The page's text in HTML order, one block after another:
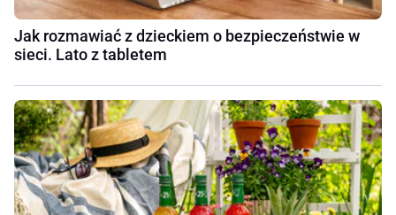
Jak rozmawiać z dzieckiem o bezpieczeństwie w
sieci. Lato z tabletem